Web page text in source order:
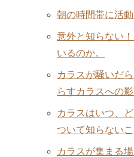
朝の時間帯に活
意外と知らない
いるのか。
カラスが騒いだ
らすカラスへの
カラスはいつ、
ついて知らないこ
カラスが集まる